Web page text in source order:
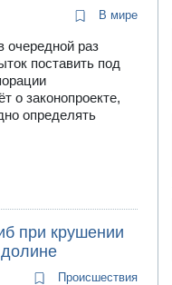
В мире
очередной раз
поставить под
о законопроекте,
определять
при крушении
Происшествия